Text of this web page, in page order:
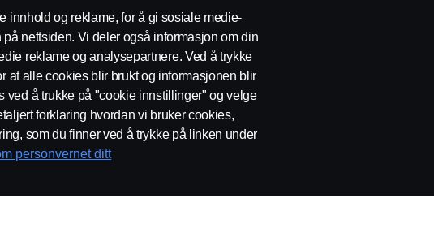
Cookies Kontakt oss Varsling Åpenhetsloven
innhold og reklame, for å gi sosiale medie-
nettsiden. Vi deler også informasjon om din
reklame og analysepartnere. Ved å trykke
at alle cookies blir brukt og informasjonen blir
ved å trukke på "cookie innstillinger" og velge
forklaring hvordan vi bruker cookies,
som du finner ved å trykke på linken under
personvernet ditt